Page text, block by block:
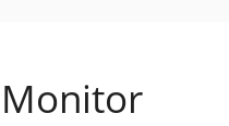
Monitor